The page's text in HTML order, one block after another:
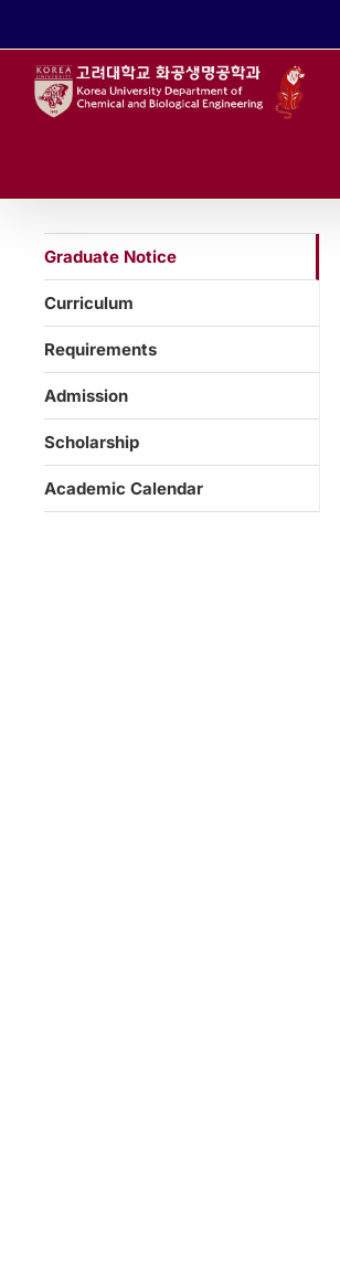
Graduate Notice
Curriculum
Requirements
Admission
Scholarship
Academic Calendar